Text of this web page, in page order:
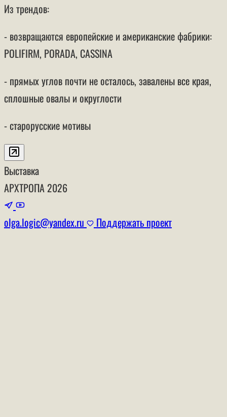
Из трендов:
- возвращаются европейские и американские фабрики:
POLIFIRM, PORADA, CASSINA
- прямых углов почти не осталось, завалены все края,
сплошные овалы и округлости
- старорусские мотивы
Выставка
АРХТРОПА 2026
olga.logic@yandex.ru Поддержать проект